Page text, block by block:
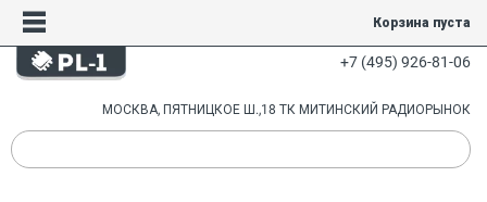
Корзина пуста
+7 (495) 926-81-06
МОСКВА, ПЯТНИЦКОЕ Ш.,18 ТК МИТИНСКИЙ РАДИОРЫНОК